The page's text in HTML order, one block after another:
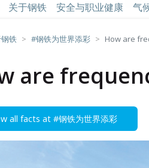
关于钢铁 安全与职业健康 气
铁 #钢铁为世界添彩 How are
are
all facts at #钢铁为世界添彩